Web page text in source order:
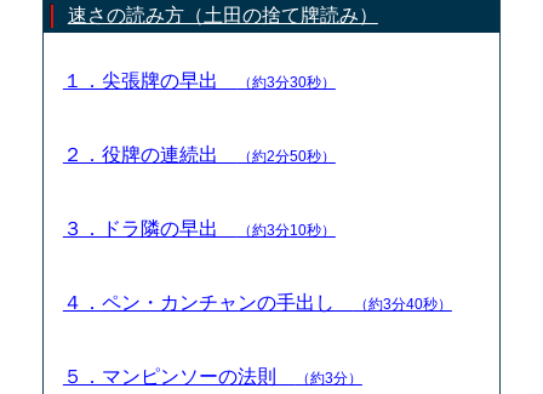
速さの読み方（土田の捨て牌読み）
１．尖張牌の早出 （約3分30秒）
２．役牌の連続出 （約2分50秒）
３．ドラ隣の早出 （約3分10秒）
４．ペン・カンチャンの手出し （約3分40秒）
５．マンピンソーの法則 （約3分）